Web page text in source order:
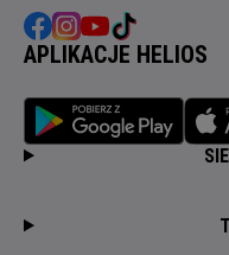
APLIKACJE HELIOS